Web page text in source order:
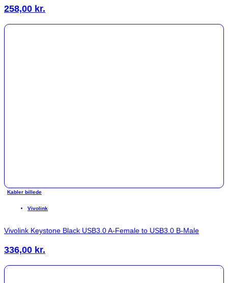
258,00 kr.
Kabler billede
Vivolink
Vivolink Keystone Black USB3.0 A-Female to USB3.0 B-Male
336,00 kr.